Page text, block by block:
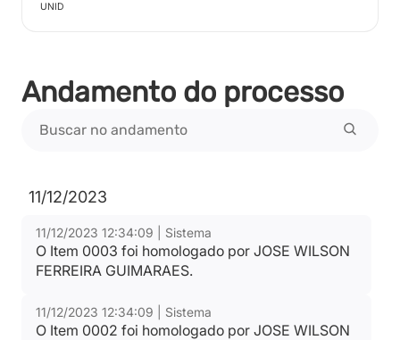
UNID
Andamento do processo
11/12/2023
11/12/2023 12:34:09 | Sistema
O Item 0003 foi homologado por JOSE WILSON
FERREIRA GUIMARAES.
11/12/2023 12:34:09 | Sistema
O Item 0002 foi homologado por JOSE WILSON